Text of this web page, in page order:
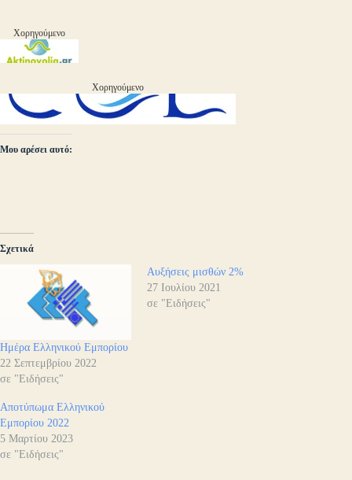
Χορηγούμενο
Χορηγούμενο
Μου αρέσει αυτό:
Σχετικά
Ημέρα Ελληνικού Εμπορίου
22 Σεπτεμβρίου 2022
σε "Ειδήσεις"
Αυξήσεις μισθών 2%
27 Ιουλίου 2021
σε "Ειδήσεις"
Αποτύπωμα Ελληνικού
Εμπορίου 2022
5 Μαρτίου 2023
σε "Ειδήσεις"